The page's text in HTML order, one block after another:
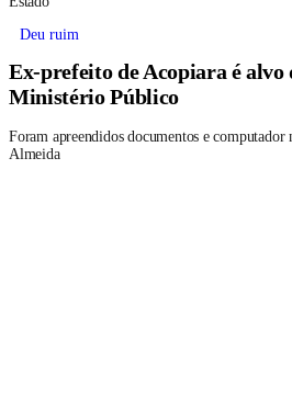
Deu ruim
Ex-prefeito de Acopiara é alvo
Ministério Público
Foram apreendidos documentos e computador
Almeida